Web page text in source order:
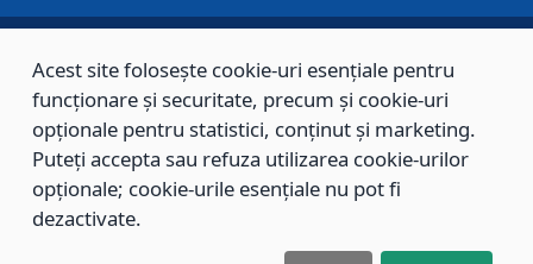
Copyright © 2002 - 2026 - PRIMĂRIA MUNICIPIULUI BRAȘOV, toate drepturile
rezervate.
Sitemap Contact
Acest site folosește cookie-uri esențiale pentru
funcționare și securitate, precum și cookie-uri
opționale pentru statistici, conținut și marketing.
Puteți accepta sau refuza utilizarea cookie-urilor
opționale; cookie-urile esențiale nu pot fi
dezactivate.